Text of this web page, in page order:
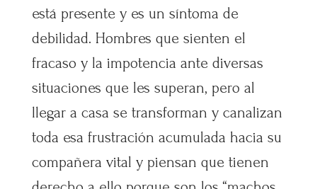
está presente y es un síntoma de
debilidad. Hombres que sienten el
fracaso y la impotencia ante diversas
situaciones que les superan, pero al
llegar a casa se transforman y canalizan
toda esa frustración acumulada hacia su
compañera vital y piensan que tienen